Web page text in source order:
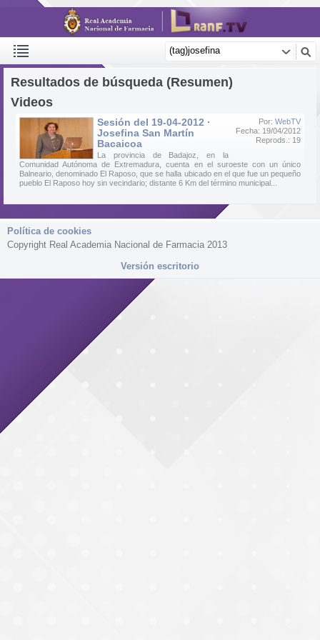
Resultados de búsqueda (Resumen)
Videos
Por: WebTV
Fecha: 19/04/2012
Reprods.: 19
Sesión del 19-04-2012 ·
Josefina San Martín
Bacaicoa
La provincia de Badajoz, en la
Comunidad Autónoma de Extremadura, cuenta en el suroeste con un único
Balneario, denominado El Raposo, que se halla ubicado en el que fue un pequeño
pueblo El Raposo hoy sin vecindario; distante 6 Km del término municipal...
Política de cookies
Copyright Real Academia Nacional de Farmacia 2013
Versión escritorio